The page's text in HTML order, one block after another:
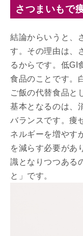
さつまいもで
結論からいうと、
す。その理由は、
るからです。低GI
食品のことです。
ご飯の代替食品と
基本となるのは、
バランスです。痩
ネルギーを増やす
を減らす必要があ
識となりつつある
と」です。